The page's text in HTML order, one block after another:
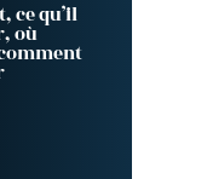
ce qu’il
où